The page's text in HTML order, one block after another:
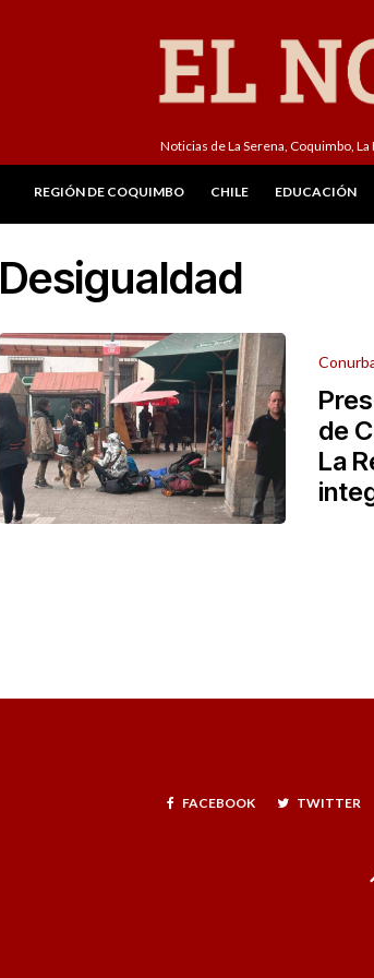
Noticias de La Serena, Coquimbo,
REGIÓN DE COQUIMBO CHILE EDUCACIÓN
Desigualdad
de
La
FACEBOOK TWITTER